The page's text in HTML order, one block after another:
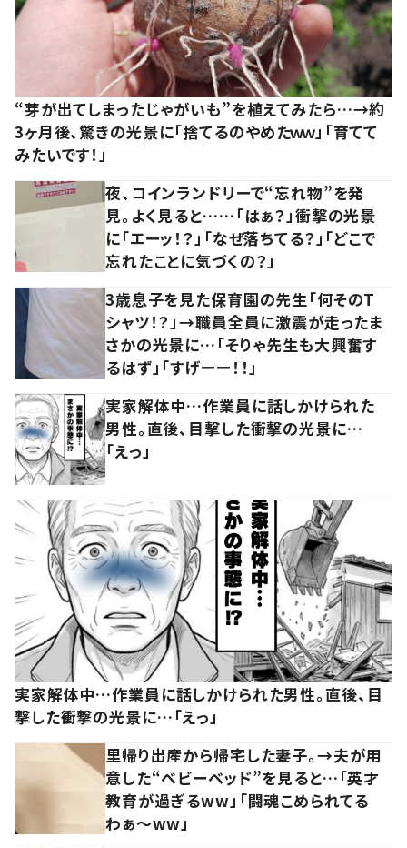
“芽が出てしまったじゃがいも”を植えてみたら…→約
3ヶ月後、驚きの光景に「捨てるのやめたｗｗ」「育てて
みたいです！」
夜、コインランドリーで“忘れ物”を発
見。よく見ると……「はぁ？」衝撃の光景
に「エーッ！？」「なぜ落ちてる？」「どこで
忘れたことに気づくの？」
3歳息子を見た保育園の先生「何そのT
シャツ！？」→職員全員に激震が走ったま
さかの光景に…「そりゃ先生も大興奮す
るはず」「すげーー！！」
実家解体中…作業員に話しかけられた
男性。直後、目撃した衝撃の光景に…
「えっ」
実家解体中…作業員に話しかけられた男性。直後、目
撃した衝撃の光景に…「えっ」
里帰り出産から帰宅した妻子。→夫が用
意した“ベビーベッド”を見ると…「英才
教育が過ぎるww」「闘魂こめられてる
わぁ～ww」